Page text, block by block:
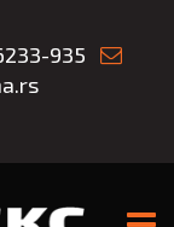
935